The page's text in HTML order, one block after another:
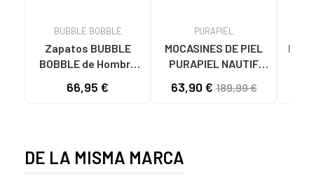
BUBBLE BOBBLE
Zapatos BUBBLE
BOBBLE de Hombre
PIEL HOMBRE
66,95 €
PURAPIEL
MOCASINES DE PIEL
PURAPIEL NAUTIF
BROWN
63,90 €189,99 €
DE LA MISMA MARCA